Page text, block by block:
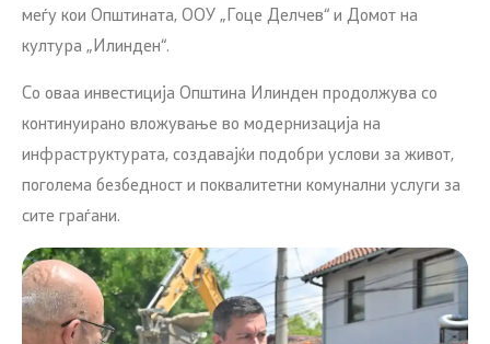
меѓу кои Општината, ООУ „Гоце Делчев“ и Домот на
култура „Илинден“.
Со оваа инвестиција Општина Илинден продолжува со
континуирано вложување во модернизација на
инфраструктурата, создавајќи подобри услови за живот,
поголема безбедност и поквалитетни комунални услуги за
сите граѓани.